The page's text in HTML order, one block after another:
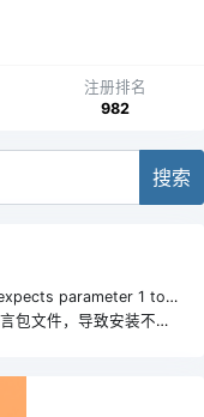
注册排名
982
搜索
修复碧油鸡，1.7.0.2945发布！(解决strstr() expects parameter 1 to bestring,array given错误)
由于我们的疏忽，162110打包里错打了3个语言包文件，导致安装不正常。😭